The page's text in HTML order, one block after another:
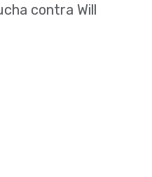
contra Will